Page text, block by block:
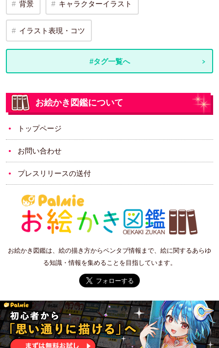
背景 キャラクターイラスト
イラスト表現・コツ
#タグ一覧へ
お絵かき図鑑について
トップページ
お問い合わせ
プレスリリースの送付
お絵かき図鑑は、絵の描き方からペンタブ情報まで、絵に関するあらゆ
る知識・情報を集めることを目指しています。